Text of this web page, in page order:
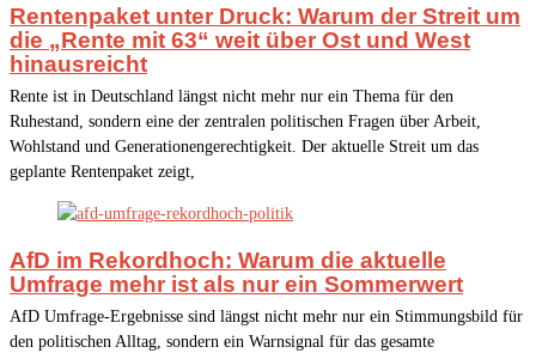
Rentenpaket unter Druck: Warum der Streit um
die „Rente mit 63“ weit über Ost und West
hinausreicht
Rente ist in Deutschland längst nicht mehr nur ein Thema für den
Ruhestand, sondern eine der zentralen politischen Fragen über Arbeit,
Wohlstand und Generationengerechtigkeit. Der aktuelle Streit um das
geplante Rentenpaket zeigt,
AfD im Rekordhoch: Warum die aktuelle
Umfrage mehr ist als nur ein Sommerwert
AfD Umfrage-Ergebnisse sind längst nicht mehr nur ein Stimmungsbild für
den politischen Alltag, sondern ein Warnsignal für das gesamte